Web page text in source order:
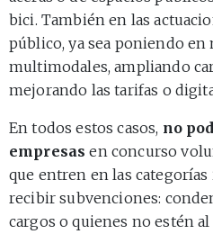
bici. También en las
público, ya sea poniendo en
multimodales, ampliando
mejorando las tarifas o
En todos estos casos, no
empresas en concurso
que entren en las
recibir subvenciones:
cargos o quienes no estén